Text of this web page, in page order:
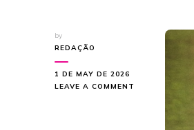
by
REDAÇÃO
1 DE MAY DE 2026
LEAVE A COMMENT